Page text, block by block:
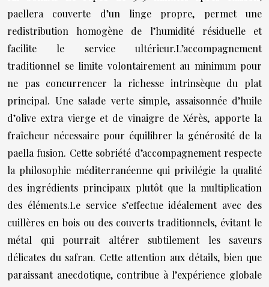
paellera couverte d’un linge propre, permet une
redistribution homogène de l’humidité résiduelle et
facilite le service ultérieur.L’accompagnement
traditionnel se limite volontairement au minimum pour
ne pas concurrencer la richesse intrinsèque du plat
principal. Une salade verte simple, assaisonnée d’huile
d’olive extra vierge et de vinaigre de Xérès, apporte la
fraîcheur nécessaire pour équilibrer la générosité de la
paella fusion. Cette sobriété d’accompagnement respecte
la philosophie méditerranéenne qui privilégie la qualité
des ingrédients principaux plutôt que la multiplication
des éléments.Le service s’effectue idéalement avec des
cuillères en bois ou des couverts traditionnels, évitant le
métal qui pourrait altérer subtilement les saveurs
délicates du safran. Cette attention aux détails, bien que
paraissant anecdotique, contribue à l’expérience globale